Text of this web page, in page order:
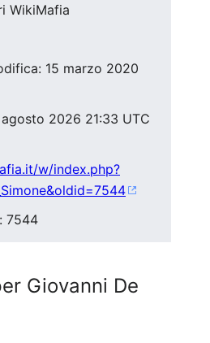
WikiMafia
15 marzo 2020
2026 21:33 UTC
w/index.php?
7544
Giovanni De